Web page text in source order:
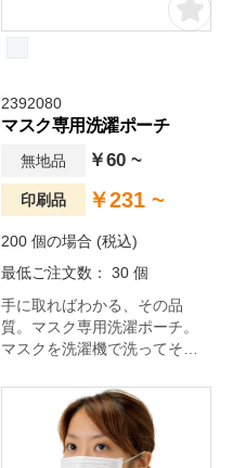
2392080
マスク専用洗濯ポーチ
無地品 ￥60 ~
印刷品 ￥231 ~
200 個の場合 (税込)
最低ご注文数： 30 個
手に取ればわかる、その品
質。マスク専用洗濯ポーチ。
マスクを洗濯機で洗ってその
スクケースとしても活躍す
る、マスク専用の洗濯ポーチ
です。布マスクなど、長くお
使いになりたいマスクをやさ